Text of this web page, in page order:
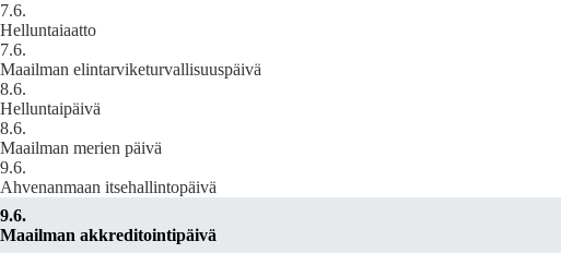
7.6.
Helluntaiaatto
7.6.
Maailman elintarviketurvallisuuspäivä
8.6.
Helluntaipäivä
8.6.
Maailman merien päivä
9.6.
Ahvenanmaan itsehallintopäivä
9.6.
Maailman akkreditointipäivä